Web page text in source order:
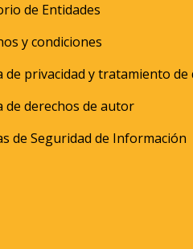
de Entidades
y condiciones
de privacidad y tratamiento
de derechos de autor
de Seguridad de Información